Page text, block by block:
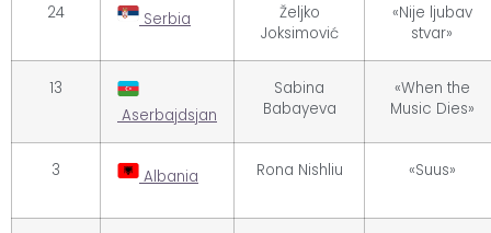
24 Serbia
Željko
Joksimović
«Nije ljubav
stvar»
13
Aserbajdsjan
Sabina
Babayeva
«When the
Music Dies»
3 Albania Rona Nishliu «Suus»